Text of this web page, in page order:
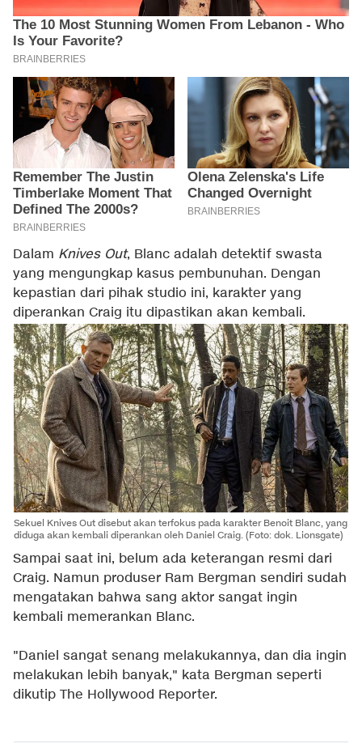
Dalam Knives Out, Blanc adalah detektif swasta
yang mengungkap kasus pembunuhan. Dengan
kepastian dari pihak studio ini, karakter yang
diperankan Craig itu dipastikan akan kembali.
Sekuel Knives Out disebut akan terfokus pada karakter Benoit Blanc, yang
diduga akan kembali diperankan oleh Daniel Craig. (Foto: dok. Lionsgate)
Sampai saat ini, belum ada keterangan resmi dari
Craig. Namun produser Ram Bergman sendiri sudah
mengatakan bahwa sang aktor sangat ingin
kembali memerankan Blanc.
"Daniel sangat senang melakukannya, dan dia ingin
melakukan lebih banyak," kata Bergman seperti
dikutip The Hollywood Reporter.